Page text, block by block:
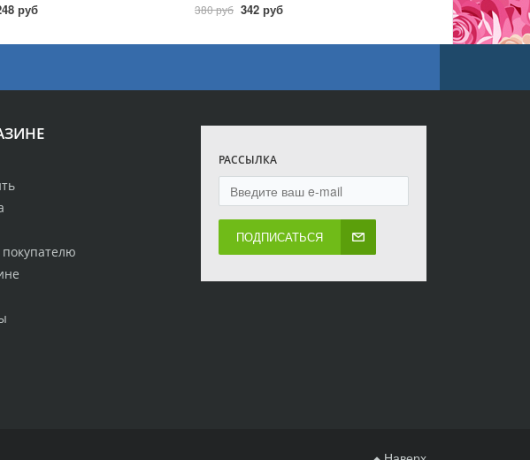
руб 380 руб 342 руб
РАССЫЛКА
ПОДПИСАТЬСЯ